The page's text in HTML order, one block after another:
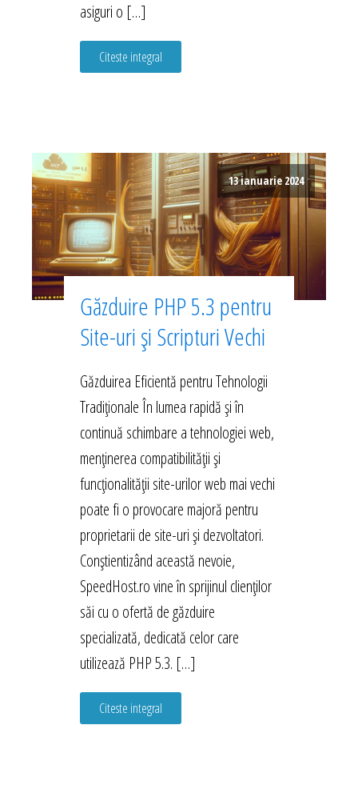
asiguri o […]
Citeste integral
13 ianuarie 2024
Găzduire PHP 5.3 pentru
Site-uri și Scripturi Vechi
Găzduirea Eficientă pentru Tehnologii
Tradiționale În lumea rapidă și în
continuă schimbare a tehnologiei web,
menținerea compatibilității și
funcționalității site-urilor web mai vechi
poate fi o provocare majoră pentru
proprietarii de site-uri și dezvoltatori.
Conștientizând această nevoie,
SpeedHost.ro vine în sprijinul clienților
săi cu o ofertă de găzduire
specializată, dedicată celor care
utilizează PHP 5.3. […]
Citeste integral